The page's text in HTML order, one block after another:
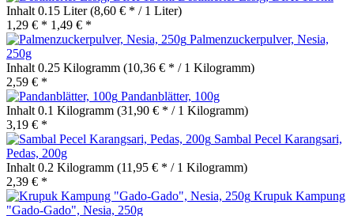
Inhalt 0.15 Liter(8,60 € * / 1 Liter)
1,29 € * 1,49 € *
Palmenzuckerpulver, Nesia,
250g
Inhalt 0.25 Kilogramm (10,36 € * / 1 Kilogramm)
2,59 € *
Pandanblätter, 100g
Inhalt 0.1 Kilogramm (31,90 € * / 1 Kilogramm)
3,19 € *
Sambal Pecel Karangsari,
Pedas, 200g
Inhalt 0.2 Kilogramm (11,95 € * / 1 Kilogramm)
2,39 € *
Krupuk Kampung
"Gado-Gado", Nesia, 250g